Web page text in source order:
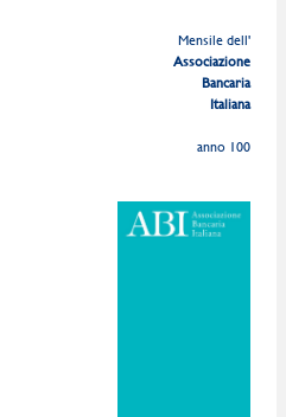
Mensile dell'
Associazione
Bancaria
Italiana
anno 100